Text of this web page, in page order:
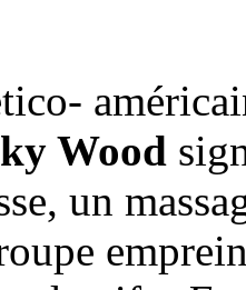
Wood
un